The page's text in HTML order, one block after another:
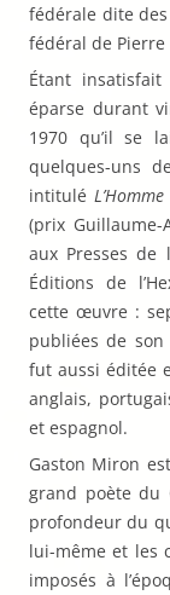
fédérale dite
fédéral de
Étant
éparse durant
1970 qu’il se
quelques-uns
intitulé
(prix Guillaume-
aux Presses de
Éditions de
cette œuvre :
publiées de
fut aussi éditée
anglais,
et espagnol.
Gaston Miron
grand poète du
profondeur du
lui-même et les
imposés à